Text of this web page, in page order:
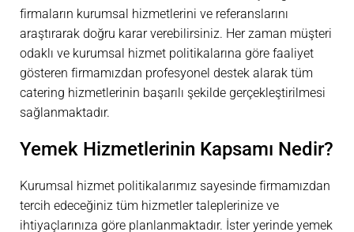
firmaların kurumsal hizmetlerini ve referanslarını
araştırarak doğru karar verebilirsiniz. Her zaman müşteri
odaklı ve kurumsal hizmet politikalarına göre faaliyet
gösteren firmamızdan profesyonel destek alarak tüm
catering hizmetlerinin başarılı şekilde gerçekleştirilmesi
sağlanmaktadır.
Yemek Hizmetlerinin Kapsamı Nedir?
Kurumsal hizmet politikalarımız sayesinde firmamızdan
tercih edeceğiniz tüm hizmetler taleplerinize ve
ihtiyaçlarınıza göre planlanmaktadır. İster yerinde yemek